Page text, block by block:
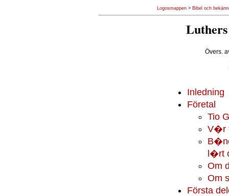
Logosmappen> Bibel och
Övers.
Inledning
Företal
Tio
V�r
l�rt
Om
Om
Första